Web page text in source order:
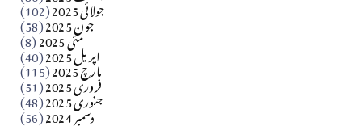
جولائی 2025 (102) جون 2025 (58) مئی 2025 (8) اپریل 2025 (40) مارچ 2025 (115) فروری 2025 (51) جنوری 2025 (48) دسمبر 2024 (56)